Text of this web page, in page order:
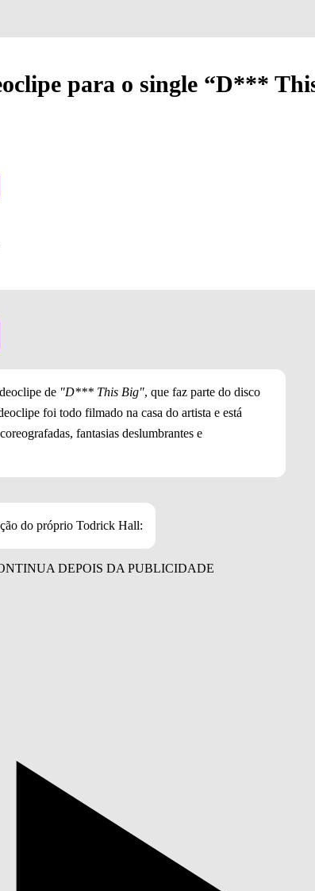
para o single “D***
de "D*** This Big", que faz parte do disco
foi todo filmado na casa do artista e está
fantasias deslumbrantes e
do próprio Todrick Hall: